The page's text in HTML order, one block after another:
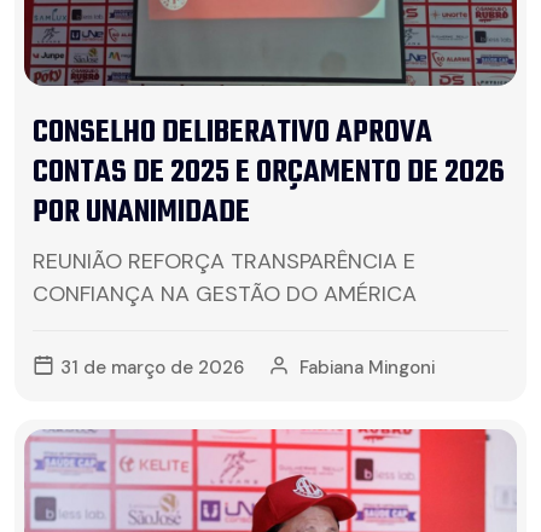
CONSELHO DELIBERATIVO APROVA
CONTAS DE 2025 E ORÇAMENTO DE 2026
POR UNANIMIDADE
REUNIÃO REFORÇA TRANSPARÊNCIA E
CONFIANÇA NA GESTÃO DO AMÉRICA
31 de março de 2026 Fabiana Mingoni